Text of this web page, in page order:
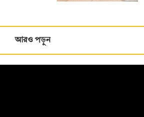
আরও পড়ুন